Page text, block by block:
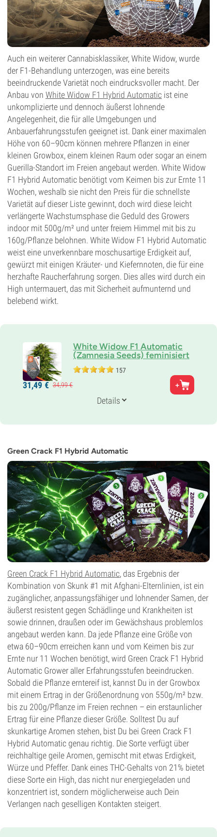
Auch ein weiterer Cannabisklassiker, White Widow, wurde
der F1-Behandlung unterzogen, was eine bereits
beeindruckende Varietät noch eindrucksvoller macht. Der
Anbau von White Widow F1 Hybrid Automatic ist eine
unkomplizierte und dennoch äußerst lohnende
Angelegenheit, die für alle Umgebungen und
Anbauerfahrungsstufen geeignet ist. Dank einer maximalen
Höhe von 60–90cm können mehrere Pflanzen in einer
kleinen Growbox, einem kleinen Raum oder sogar an einem
Guerilla-Standort im Freien angebaut werden. White Widow
F1 Hybrid Automatic benötigt vom Keimen bis zur Ernte 11
Wochen, weshalb sie nicht den Preis für die schnellste
Varietät auf dieser Liste gewinnt, doch wird diese leicht
verlängerte Wachstumsphase die Geduld des Growers
indoor mit 500g/m² und unter freiem Himmel mit bis zu
160g/Pflanze belohnen. White Widow F1 Hybrid Automatic
weist eine unverkennbare moschusartige Erdigkeit auf,
gewürzt mit einigen Kräuter- und Kiefernnoten, die für eine
herzhafte Raucherfahrung sorgen. Dies alles wird durch ein
High untermauert, das mit Sicherheit aufmunternd und
belebend wirkt.
White Widow F1 Automatic
(Zamnesia Seeds) feminisiert
157
Eltern
White Widow x Critical
Sativadominierte Autoflower
11-12 wochen von der Saat bis zur Ernte
CBD
Gering
Blütentyp
Autoflowering
31,49 € 34,99€
Details
Green Crack F1 Hybrid Automatic
Green Crack F1 Hybrid Automatic, das Ergebnis der
Kombination von Skunk #1 mit Afghani-Elternlinien, ist ein
zugänglicher, anpassungsfähiger und lohnender Samen, der
äußerst resistent gegen Schädlinge und Krankheiten ist
sowie drinnen, draußen oder im Gewächshaus problemlos
angebaut werden kann. Da jede Pflanze eine Größe von
etwa 60–90cm erreichen kann und vom Keimen bis zur
Ernte nur 11 Wochen benötigt, wird Green Crack F1 Hybrid
Automatic Grower aller Erfahrungsstufen beeindrucken.
Sobald die Pflanze erntereif ist, kannst Du in der Growbox
mit einem Ertrag in der Größenordnung von 550g/m² bzw.
bis zu 200g/Pflanze im Freien rechnen – ein erstaunlicher
Ertrag für eine Pflanze dieser Größe. Solltest Du auf
skunkartige Aromen stehen, bist Du bei Green Crack F1
Hybrid Automatic genau richtig. Die Sorte verfügt über
reichhaltige geile Aromen, gemischt mit etwas Erdigkeit,
Würze und Pfeffer. Dank eines THC-Gehalts von 21% bietet
diese Sorte ein High, das nicht nur energiegeladen und
konzentriert ist, sondern möglicherweise auch Dein
Verlangen nach geselligen Kontakten steigert.